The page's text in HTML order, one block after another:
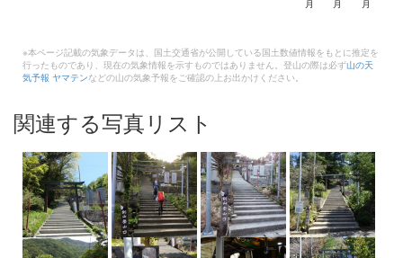
月
月
月
※本ページ記載の気象データは、国土交通省が公開している国土数値情報をもとに推定を
行ったものであり、現在の気象情報を示すものではありません。登山の際は必ず山の天
気予報 ヤマテンなどの山の気象予報をご確認の上お出かけください。
関連する写真リスト